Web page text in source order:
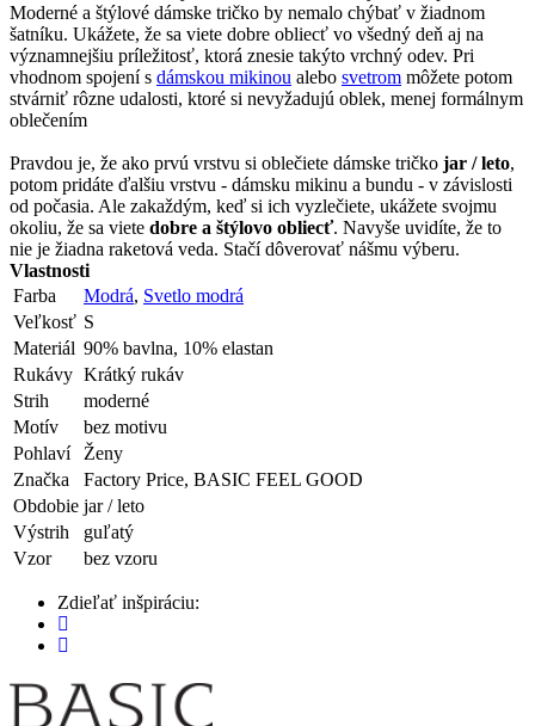
Moderné a štýlové dámske tričko by nemalo chýbať v žiadnom
šatníku. Ukážete, že sa viete dobre obliecť vo všedný deň aj na
významnejšiu príležitosť, ktorá znesie takýto vrchný odev. Pri
vhodnom spojení s dámskou mikinou alebo svetrom môžete potom
stvárniť rôzne udalosti, ktoré si nevyžadujú oblek, menej formálnym
oblečením
Pravdou je, že ako prvú vrstvu si oblečiete dámske tričko jar / leto,
potom pridáte ďalšiu vrstvu - dámsku mikinu a bundu - v závislosti
od počasia. Ale zakaždým, keď si ich vyzlečiete, ukážete svojmu
okoliu, že sa viete dobre a štýlovo obliecť. Navyše uvidíte, že to
nie je žiadna raketová veda. Stačí dôverovať nášmu výberu.
Vlastnosti
Farba
Modrá, Svetlo modrá
Veľkosť S
Materiál 90% bavlna, 10% elastan
Rukávy Krátký rukáv
Strih
moderné
Motív
bez motivu
Pohlaví
Ženy
Značka
Factory Price, BASIC FEEL GOOD
Obdobie jar / leto
Výstrih
guľatý
Vzor
bez vzoru
Zdieľať inšpiráciu: